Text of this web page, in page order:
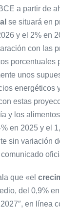
a partir de
se situará en
y el 2% en
con las
porcentuales
unos
energéticos
estas
y los
en 2025 y el
sin variación
que «el
del 0,9%
en línea